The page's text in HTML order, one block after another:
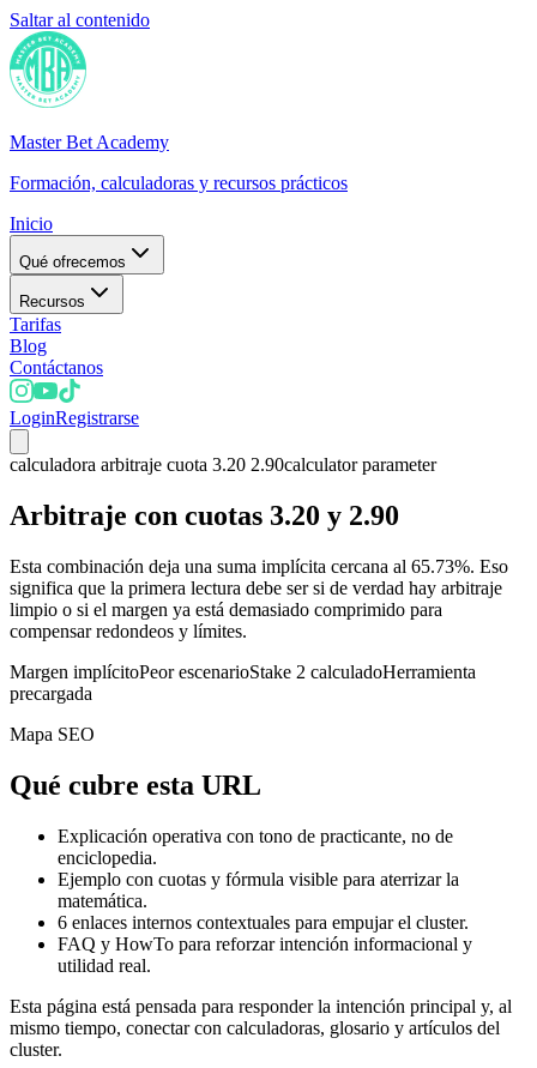
Saltar al contenido
Master Bet Academy
Formación, calculadoras y recursos prácticos
Inicio
Qué ofrecemos
Recursos
Tarifas
Blog
Contáctanos
LoginRegistrarse
calculadora arbitraje cuota 3.20 2.90calculator parameter
Arbitraje con cuotas 3.20 y 2.90
Esta combinación deja una suma implícita cercana al 65.73%. Eso
significa que la primera lectura debe ser si de verdad hay arbitraje
limpio o si el margen ya está demasiado comprimido para
compensar redondeos y límites.
Margen implícitoPeor escenarioStake 2 calculadoHerramienta
precargada
Mapa SEO
Qué cubre esta URL
Explicación operativa con tono de practicante, no de
enciclopedia.
Ejemplo con cuotas y fórmula visible para aterrizar la
matemática.
6 enlaces internos contextuales para empujar el cluster.
FAQ y HowTo para reforzar intención informacional y
utilidad real.
Esta página está pensada para responder la intención principal y, al
mismo tiempo, conectar con calculadoras, glosario y artículos del
cluster.